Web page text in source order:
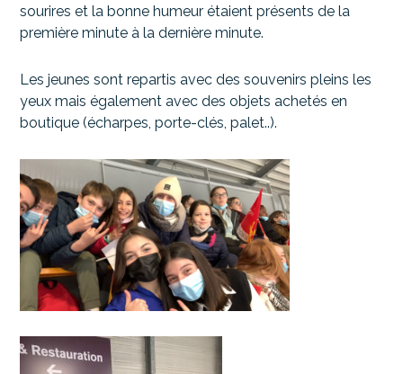
sourires et la bonne humeur étaient présents de la
première minute à la dernière minute.
Les jeunes sont repartis avec des souvenirs pleins les
yeux mais également avec des objets achetés en
boutique (écharpes, porte-clés, palet..).